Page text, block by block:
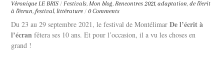
Véronique LE BRIS / Festivals, Mon blog, Rencontres 2021,adaptation,de l'écrit
à l'écran, festival,littérature / 0 Comments
Du 23 au 29 septembre 2021, le festival de MontélimarDe l’écrit à
l’écran fêtera ses 10 ans. Et pour l’occasion, il a vu les choses en
grand !